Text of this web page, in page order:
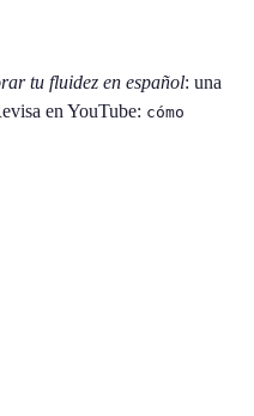
tu fluidez en español: una
en YouTube: cómo